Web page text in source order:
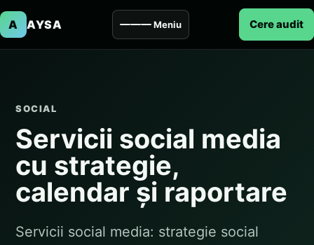
A AYSA Meniu Cere audit
SOCIAL
Servicii social media
cu strategie,
calendar și raportare
Servicii social media: strategie social